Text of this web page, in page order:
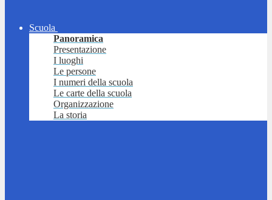
Scuola
Panoramica
Presentazione
I luoghi
Le persone
I numeri della scuola
Le carte della scuola
Organizzazione
La storia